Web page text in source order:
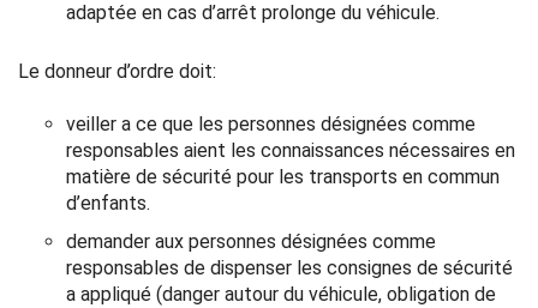
adaptée en cas d’arrêt prolonge du véhicule.
Le donneur d’ordre doit:
veiller a ce que les personnes désignées comme
responsables aient les connaissances nécessaires en
matière de sécurité pour les transports en commun
d’enfants.
demander aux personnes désignées comme
responsables de dispenser les consignes de sécurité
a appliqué (danger autour du véhicule, obligation de